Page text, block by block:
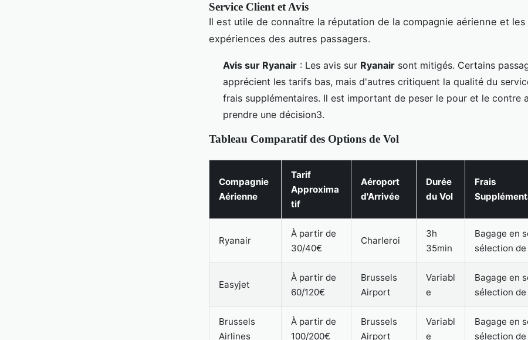
Service Client et Avis
Il est utile de connaître la réputation de la compagnie aérienne et les
expériences des autres passagers.
Avis sur Ryanair : Les avis sur Ryanair sont mitigés. Certains
apprécient les tarifs bas, mais d'autres critiquent la qualité du
frais supplémentaires. Il est important de peser le pour et le contre
prendre une décision3.
Tableau Comparatif des Options de Vol
Compagnie
Aérienne
Tarif
Approxima
tif
Aéroport
d'Arrivée
Durée
du Vol
Frais
Ryanair
À partir de
30/40€
Charleroi
3h
35min
Bagage en
sélection de
Easyjet
À partir de
60/120€
Brussels
Airport
Variabl
e
Bagage en
sélection de
Brussels
Airlines
À partir de
100/200€
Brussels
Airport
Variabl
e
Bagage en
sélection de